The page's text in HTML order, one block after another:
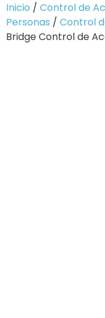
Inicio / Control de
Personas / Control
Bridge Control de